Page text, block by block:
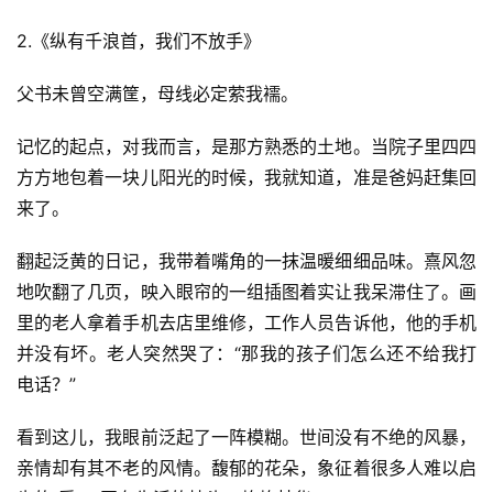
2.《纵有千浪首，我们不放手》
父书未曾空满筐，母线必定萦我襦。
记忆的起点，对我而言，是那方熟悉的土地。当院子里四四
方方地包着一块儿阳光的时候，我就知道，准是爸妈赶集回
来了。
翻起泛黄的日记，我带着嘴角的一抹温暖细细品味。熹风忽
地吹翻了几页，映入眼帘的一组插图着实让我呆滞住了。画
里的老人拿着手机去店里维修，工作人员告诉他，他的手机
并没有坏。老人突然哭了：“那我的孩子们怎么还不给我打
电话？”
看到这儿，我眼前泛起了一阵模糊。世间没有不绝的风暴，
亲情却有其不老的风情。馥郁的花朵，象征着很多人难以启